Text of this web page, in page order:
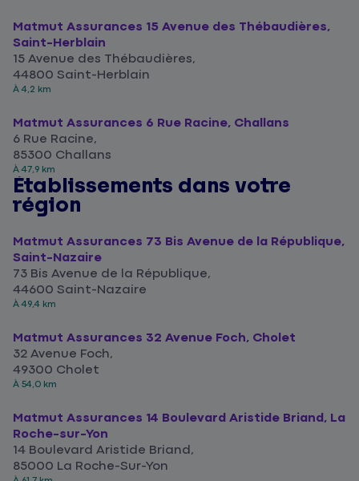
Matmut Assurances 15 Avenue des Thébaudières,
Saint-Herblain
15 Avenue des Thébaudières,
44800 Saint-Herblain
À 4,2 km
Matmut Assurances 6 Rue Racine, Challans
6 Rue Racine,
85300 Challans
À 47,9 km
Établissements dans votre
région
Matmut Assurances 73 Bis Avenue de la République,
Saint-Nazaire
73 Bis Avenue de la République,
44600 Saint-Nazaire
À 49,4 km
Matmut Assurances 32 Avenue Foch, Cholet
32 Avenue Foch,
49300 Cholet
À 54,0 km
Matmut Assurances 14 Boulevard Aristide Briand, La
Roche-sur-Yon
14 Boulevard Aristide Briand,
85000 La Roche-Sur-Yon